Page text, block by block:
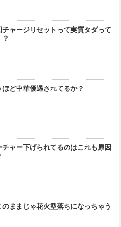
チャージリセットって実質タダって
？
ほど中華優遇されてるか？
チャー下げられてるのはこれも原因
のままじゃ花火型落ちになっちゃう